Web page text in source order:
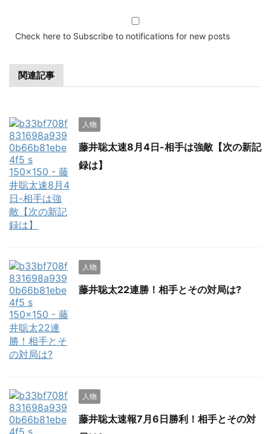
Check here to Subscribe to notifications for new posts
関連記事
人物
藤井聡太速8月4日-相手は強敵【次の新記
録は】
人物
藤井聡太22連勝！相手とその対局は?
人物
藤井聡太速報7月6日勝利！相手とその対